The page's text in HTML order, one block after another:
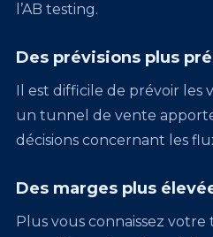
l’AB testing.
Des prévisions plus
Il est difficile de prévoir
un tunnel de vente
décisions concernant les
Des marges plus
Plus vous connaissez